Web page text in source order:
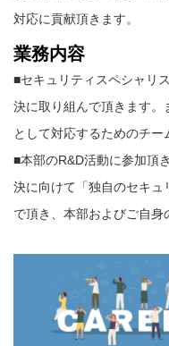
対応に貢献頂きます。
業務内容
■セキュリティスペシャリ
決に取り組んで頂きます。
として対応するためのチー
■本部のR&D活動に参加頂
決に向けて「独自のセキュ
で頂き、本部およびご自身